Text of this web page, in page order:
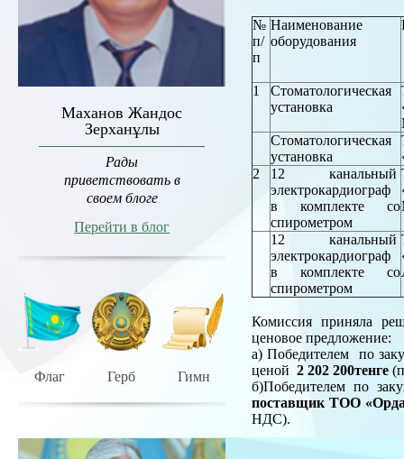
Маханов Жандос
Зерханұлы
Рады
приветствовать в
своем блоге
Перейти в блог
Флаг Герб Гимн
№
п/
п
Наименование
оборудования
1
Стоматологическая
установка
Стоматологическая
установка
2
12 канальный
электрокардиограф
в комплекте со
спирометром
12 канальный
электрокардиограф
в комплекте со
спирометром
Комиссия приняла
ценовое предложение:
а) Победителем по
ценой2 202 200тенге
б)Победителем по
поставщик ТОО
НДС).